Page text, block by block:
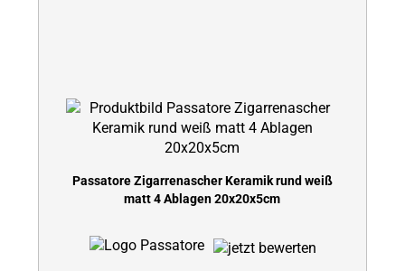
Passatore Zigarrenascher Keramik rund weiß
matt 4 Ablagen 20x20x5cm